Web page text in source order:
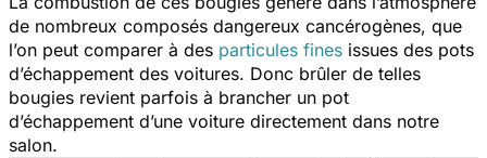
de nombreux composés dangereux cancérogènes, que
l’on peut comparer à des particules fines issues des pots
d’échappement des voitures. Donc brûler de telles
bougies revient parfois à brancher un pot
d’échappement d’une voiture directement dans notre
salon.